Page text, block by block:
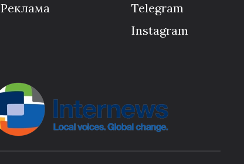
Реклама
Telegram
Instagram